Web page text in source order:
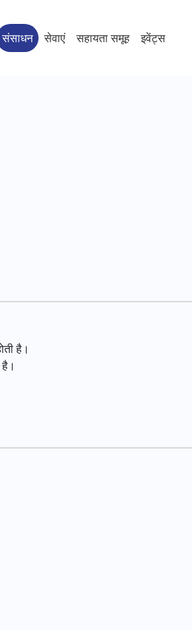
संसाधन सेवाएं सहायता समूह इवेंट्स
है।